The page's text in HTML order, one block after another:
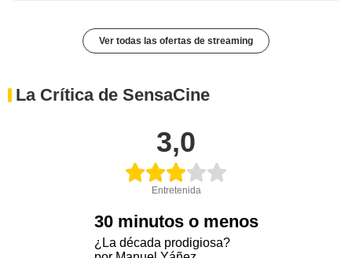
Ver todas las ofertas de streaming
La Crítica de SensaCine
3,0
Entretenida
30 minutos o menos
¿La década prodigiosa?